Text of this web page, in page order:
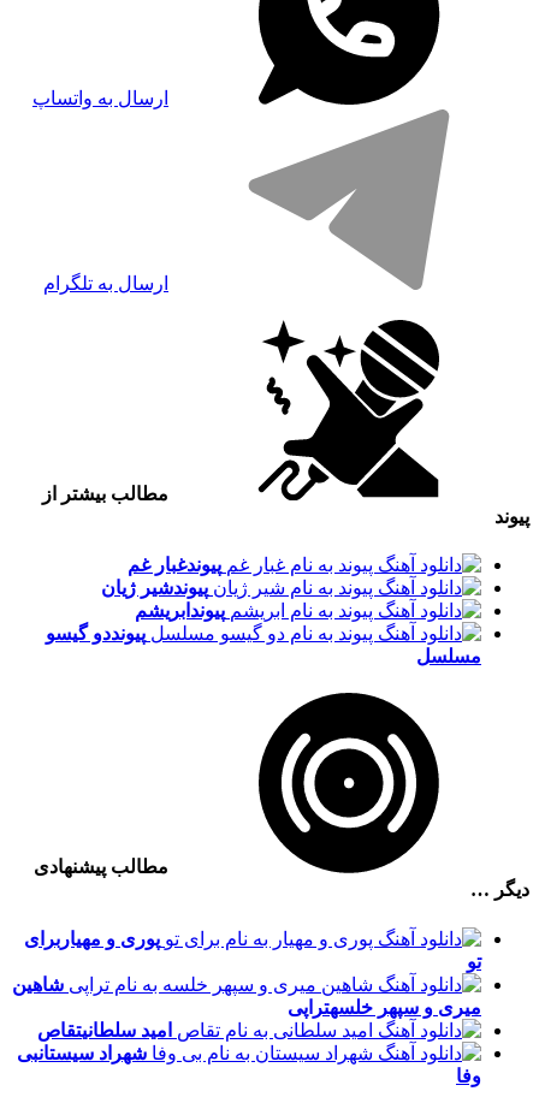
ارسال به واتساپ
ارسال به تلگرام
مطالب بیشتر از
پیوند
پیوندغبار غم
پیوندشیر ژیان
پیوند ابریشم
پیونددو گیسو
مسلسل
مطالب پیشنهادی
دیگر …
پوری و مهیار برای
تو
شاهین
میری و سپهر خلسهتراپی
امید سلطانیتقاص
شهراد سیستانبی
وفا